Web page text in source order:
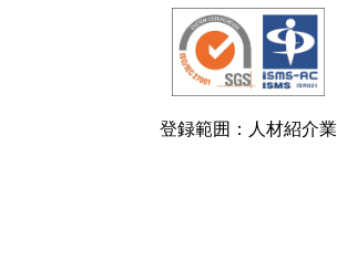
登録範囲：人材紹介業